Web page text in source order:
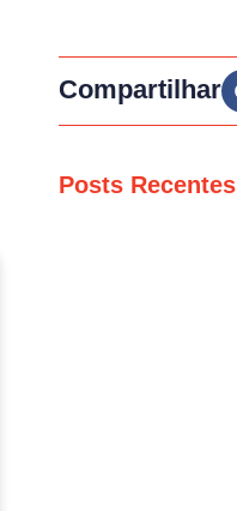
Compartilhar
Posts Recentes